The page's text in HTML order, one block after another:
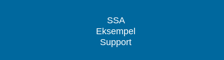
SSA
Eksempel
Support